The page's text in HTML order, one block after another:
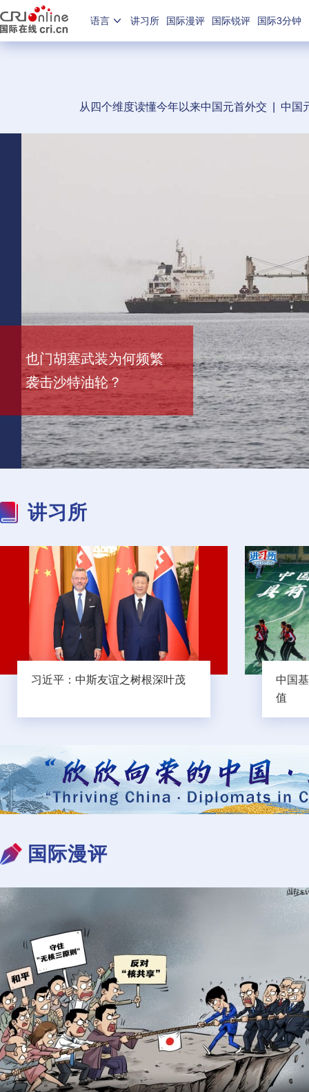
语言 讲习所 国际漫评 国际锐评 国际3分钟
从四个维度读懂今年以来中国元首外交 中国
持续推动构建人类命运
共同体 为世界注入更多
正能量
面对美方无理打压，中
方的五项反制！
白宫和五角大楼忙否认
专家：其实水面兵力也
缺
极端高温肆虐 韩国连续
五天现高温死亡病例
也门胡塞武装为何频繁
袭击沙特油轮？
讲习所
习近平：中斯友谊之树根深叶茂
中国
值
国际漫评